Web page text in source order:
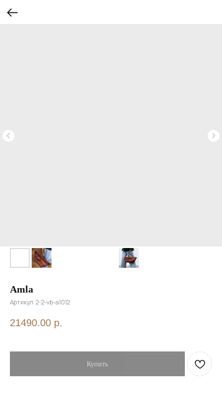
Amla
Артикул:2-2-vb-a1012
21490.00 р.
Купить